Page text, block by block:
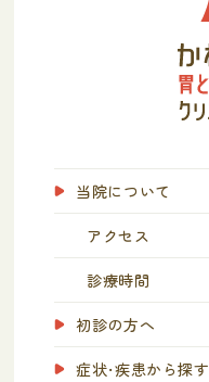
当院について
アクセス
診療時間
初診の方へ
症状・疾患から探す